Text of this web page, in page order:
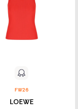
FW26
LOEWE